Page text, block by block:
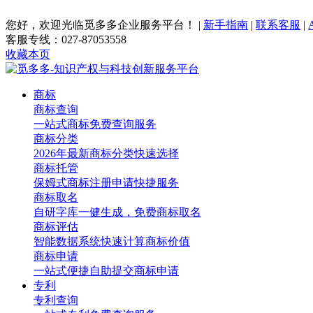
您好，欢迎光临觅多多企业服务平台！ | 新手指南 | 联系客服 |
客服专线：027-87053558
收藏本页
商标
商标查询
一站式商标免费查询服务
商标分类
2026年最新商标分类快速选择
商标托管
保姆式商标注册申请快捷服务
商标取名
自研字库一健生成，免费商标取名
商标评估
智能数据系统快速计算商标价值
商标申请
一站式便捷自助提交商标申请
专利
专利查询